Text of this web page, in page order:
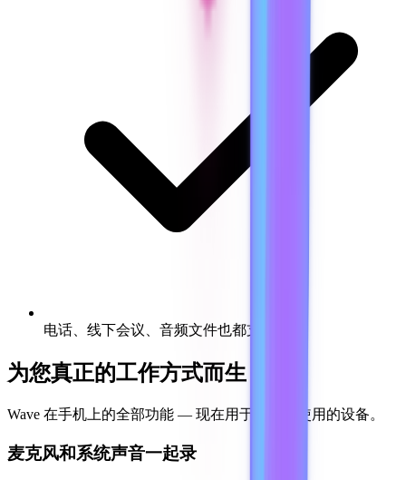
电话、线下会议、音频文件也都支持
为您真正的工作方式而生
Wave 在手机上的全部功能 — 现在用于您整日使用的设备。
麦克风和系统声音一起录